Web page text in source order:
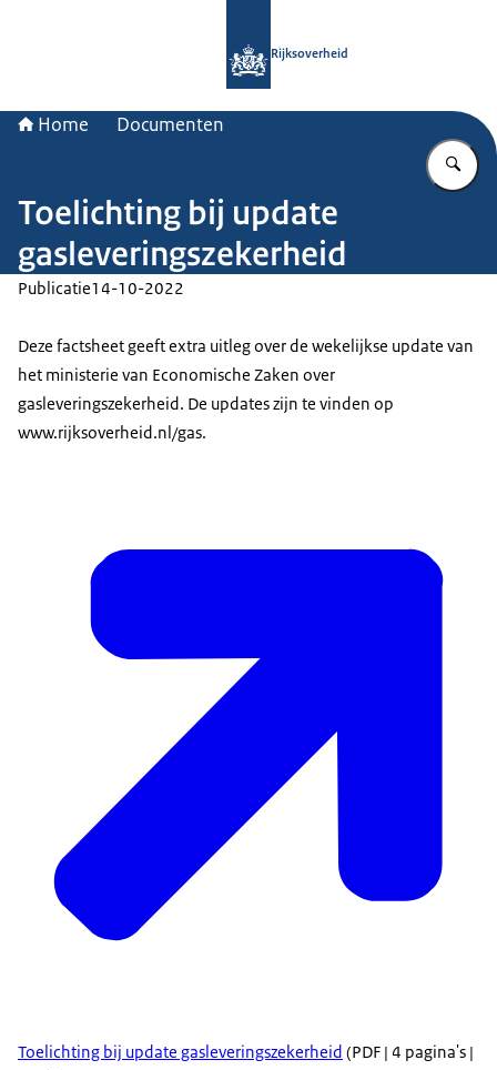
Rijksoverheid
Home Documenten
Toelichting bij update
gasleveringszekerheid
Publicatie14-10-2022
Deze factsheet geeft extra uitleg over de wekelijkse update van
het ministerie van Economische Zaken over
gasleveringszekerheid. De updates zijn te vinden op
www.rijksoverheid.nl/gas.
Toelichting bij update gasleveringszekerheid (PDF | 4 pagina's |